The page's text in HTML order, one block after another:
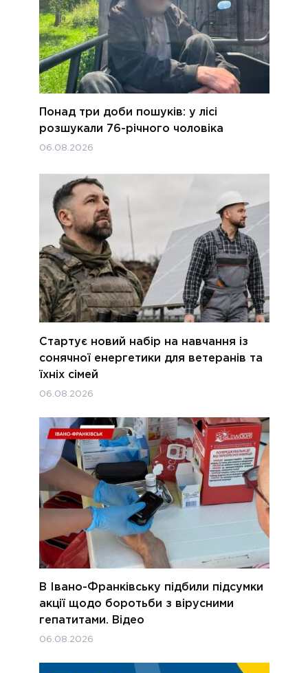
Понад три доби пошуків: у лісі
розшукали 76-річного чоловіка
06.08.2026
Стартує новий набір на навчання із
сонячної енергетики для ветеранів та
їхніх сімей
06.08.2026
В Івано-Франківську підбили підсумки
акції щодо боротьби з вірусними
гепатитами. Відео
06.08.2026